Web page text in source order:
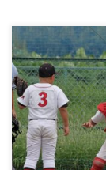
2024/08/31 1部